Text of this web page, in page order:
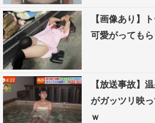
【画像あり】
可愛がっても
【放送事故】
がガッツリ映
ｗ